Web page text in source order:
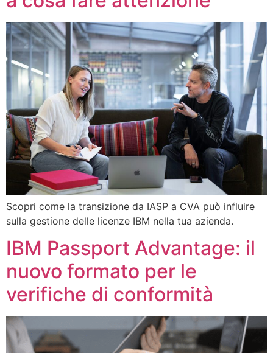
Scopri come la transizione da IASP a CVA può influire
sulla gestione delle licenze IBM nella tua azienda.
IBM Passport Advantage: il
nuovo formato per le
verifiche di conformità